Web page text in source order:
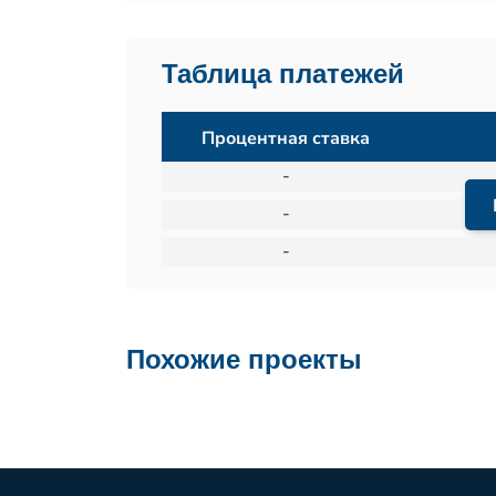
Таблица платежей
Процентная ставка
-
-
-
Похожие проекты